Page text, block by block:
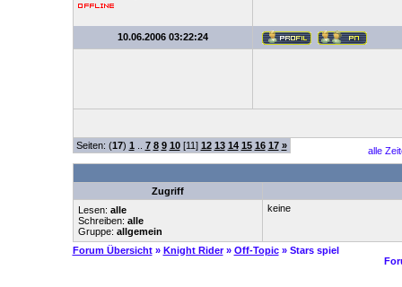
10.06.2006 03:22:24
Seiten: (17) 1 7 8 9 10[11] 12 13 14 15 16 17 » alle
Zugriff
Lesen: alle
Schreiben: alle
Gruppe: allgemein
keine
Forum Übersicht » Knight Rider » Off-Topic » Stars spiel